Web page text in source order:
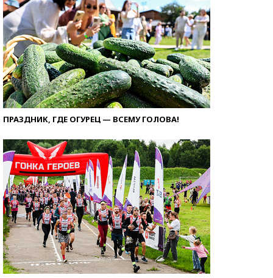
ПРАЗДНИК, ГДЕ ОГУРЕЦ — ВСЕМУ ГОЛОВА!